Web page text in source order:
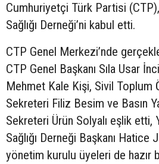
Cumhuriyetçi Türk Partisi (CTP),
Sağlığı Derneği’ni kabul etti.
CTP Genel Merkezi’nde
CTP Genel Başkanı Sıla Usar
Mehmet Kale Kişi, Sivil Toplum
Sekreteri Filiz Besim ve Basın
Sekreteri Ürün Solyalı eşlik etti,
Sağlığı Derneği Başkanı Hatice
yönetim kurulu üyeleri de hazır